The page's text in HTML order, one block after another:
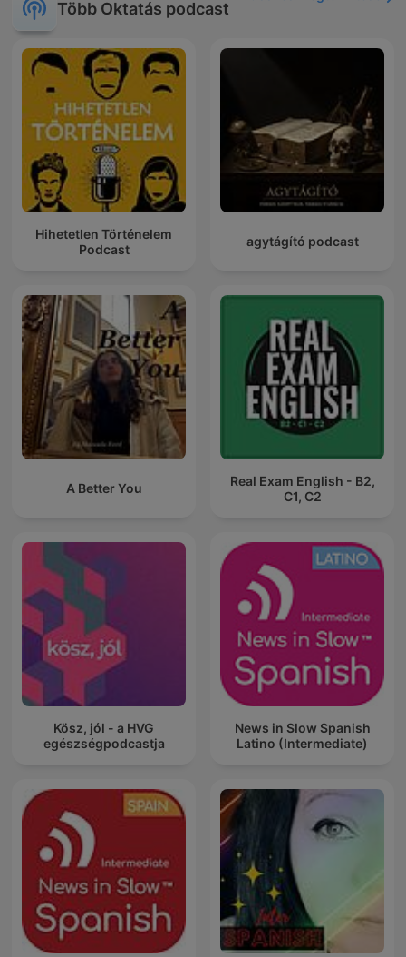
Több Oktatás podcast
Hihetetlen Történelem
Podcast
agytágító podcast
A Better You
Real Exam English - B2,
C1, C2
Kösz, jól - a HVG
egészségpodcastja
News in Slow Spanish
Latino (Intermediate)